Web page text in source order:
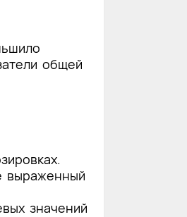
общей
выраженный
значений